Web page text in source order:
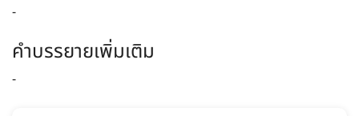
-
คำบรรยายเพิ่มเติม
-